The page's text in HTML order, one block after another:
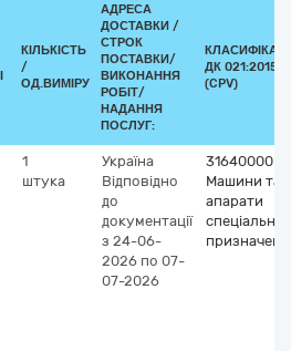
КІЛЬКІСТЬ
/
ОД.ВИМІРУ
АДРЕСА
ДОСТАВКИ /
СТРОК
ПОСТАВКИ/
ВИКОНАННЯ
РОБІТ/
НАДАННЯ
ПОСЛУГ:
ДК 021:2015
(CPV)
1
штука
Україна
Відповідно
до
документації
з 24-06-
2026 по 07-
07-2026
31640000-4
Машини та
апарати